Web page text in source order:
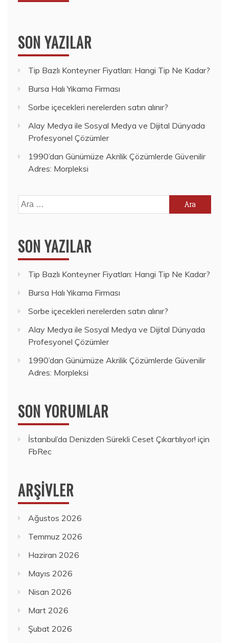
SON YAZILAR
Tip Bazlı Konteyner Fiyatları: Hangi Tip Ne Kadar?
Bursa Halı Yıkama Firması
Sorbe içecekleri nerelerden satın alınır?
Alay Medya ile Sosyal Medya ve Dijital Dünyada
Profesyonel Çözümler
1990’dan Günümüze Akrilik Çözümlerde Güvenilir
Adres: Morpleksi
Arama:
SON YAZILAR
Tip Bazlı Konteyner Fiyatları: Hangi Tip Ne Kadar?
Bursa Halı Yıkama Firması
Sorbe içecekleri nerelerden satın alınır?
Alay Medya ile Sosyal Medya ve Dijital Dünyada
Profesyonel Çözümler
1990’dan Günümüze Akrilik Çözümlerde Güvenilir
Adres: Morpleksi
SON YORUMLAR
İstanbul’da Denizden Sürekli Ceset Çıkartılıyor! için
FbRec
ARŞIVLER
Ağustos 2026
Temmuz 2026
Haziran 2026
Mayıs 2026
Nisan 2026
Mart 2026
Şubat 2026